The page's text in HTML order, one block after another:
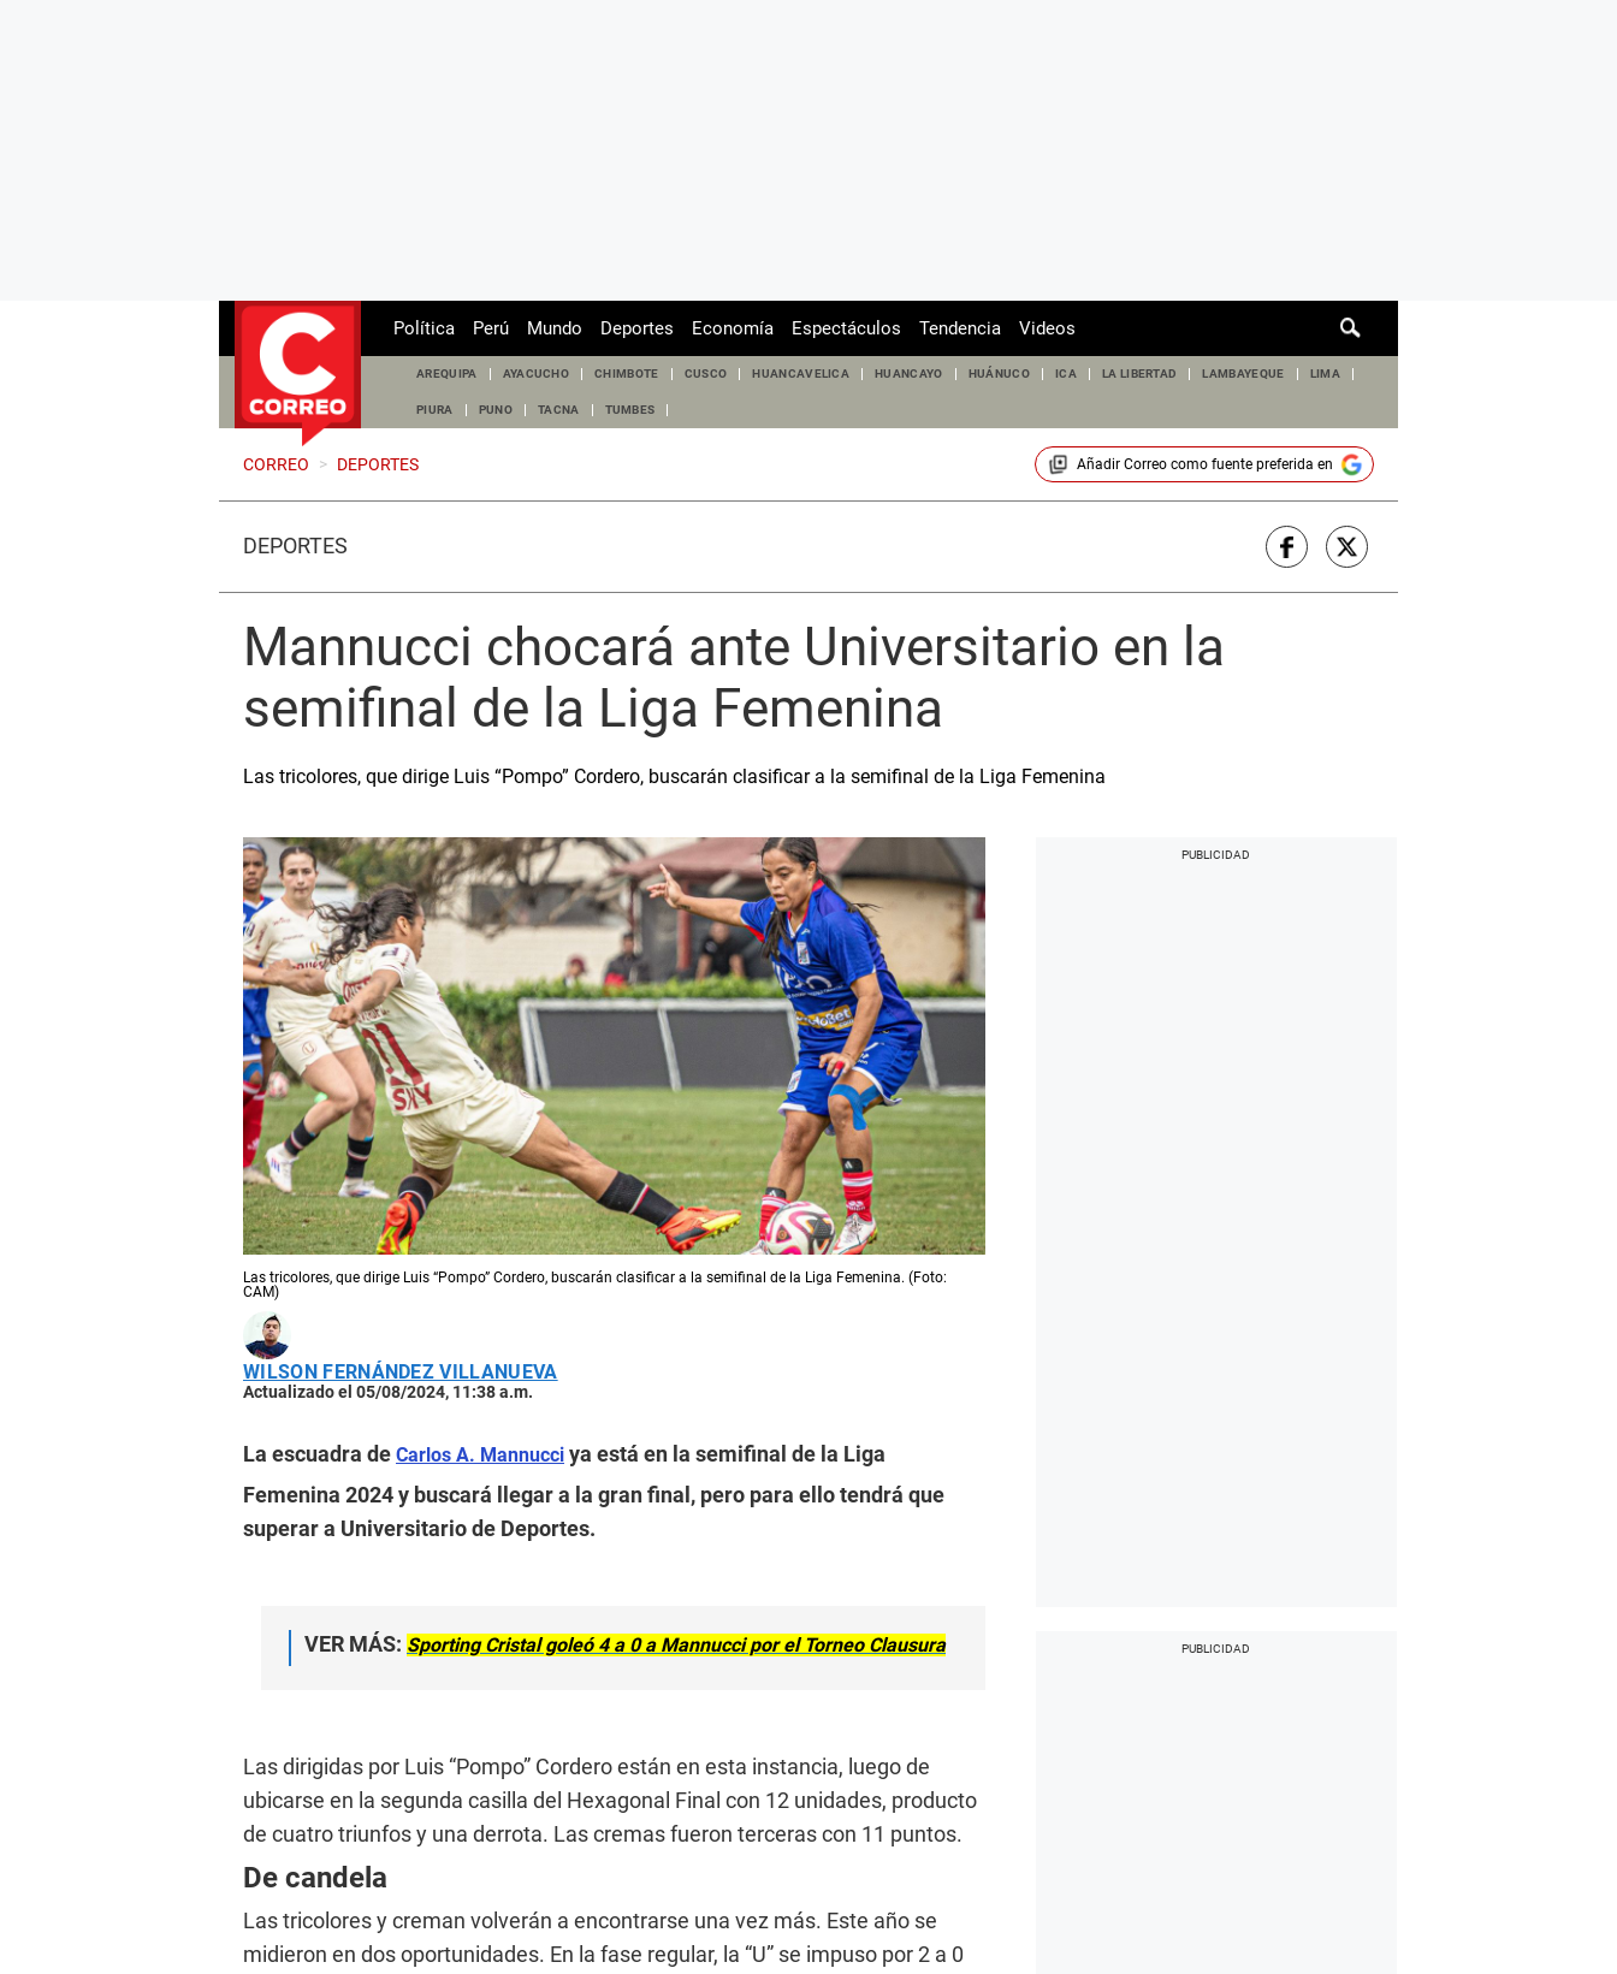
de
Política Perú Mundo Deportes Economía Espectáculos Tendencia Videos
AREQUIPA AYACUCHO CHIMBOTE CUSCO HUANCAVELICA HUANCAYO HUÁNUCO ICA LA LIBERTAD LAMBAYEQUE LIMA
PIURA PUNO TACNA TUMBES
CORREO > DEPORTES Añadir Correocomo fuente preferida en
DEPORTES
Mannucci chocará ante Universitario en la
semifinal de la Liga Femenina
Las tricolores, que dirige Luis “Pompo” Cordero, buscarán clasificar a la semifinal de la Liga Femenina
Las tricolores, que dirige Luis “Pompo” Cordero, buscarán clasificar a la semifinal de la Liga Femenina. (Foto:
CAM)
WILSON FERNÁNDEZ VILLANUEVA
Actualizado el 05/08/2024, 11:38 a.m.
La escuadra de Carlos A. Mannucci ya está en la semifinal de la Liga
Femenina 2024 y buscará llegar a la gran final, pero para ello tendrá que
superar a Universitario de Deportes.
VER MÁS: Sporting Cristal goleó 4 a 0 a Mannucci por el Torneo Clausura
Las dirigidas por Luis “Pompo” Cordero están en esta instancia, luego de
ubicarse en la segunda casilla del Hexagonal Final con 12 unidades, producto
de cuatro triunfos y una derrota. Las cremas fueron terceras con 11 puntos.
De candela
Las tricolores y creman volverán a encontrarse una vez más. Este año se
midieron en dos oportunidades. En la fase regular, la “U” se impuso por 2 a 0